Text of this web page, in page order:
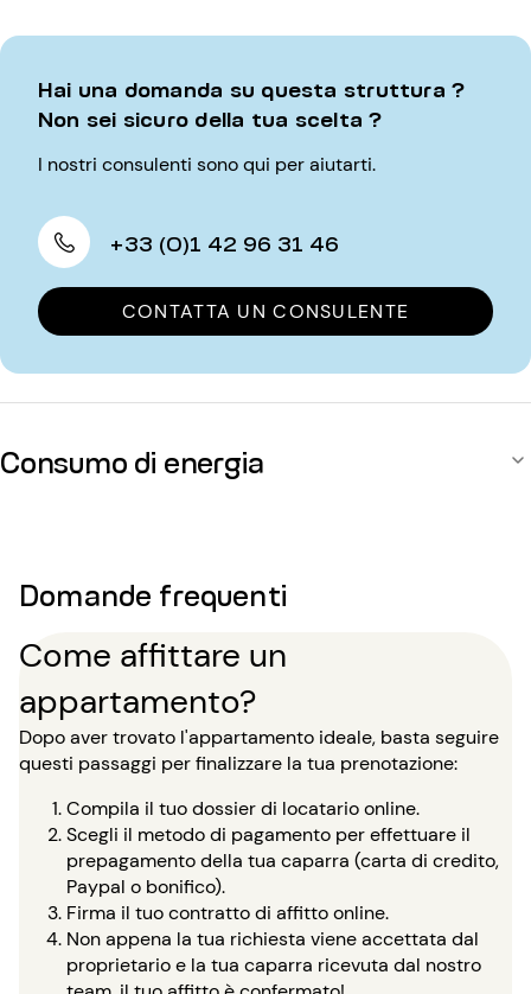
Hai una domanda su questa struttura ?
Non sei sicuro della tua scelta ?
I nostri consulenti sono qui per aiutarti.
+33 (0)1 42 96 31 46
CONTATTA UN CONSULENTE
Consumo di energia
Domande frequenti
Come affittare un
appartamento?
Dopo aver trovato l'appartamento ideale, basta seguire
questi passaggi per finalizzare la tua prenotazione:
Compila il tuo dossier di locatario online.
Scegli il metodo di pagamento per effettuare il
prepagamento della tua caparra (carta di credito,
Paypal o bonifico).
Firma il tuo contratto di affitto online.
Non appena la tua richiesta viene accettata dal
proprietario e la tua caparra ricevuta dal nostro